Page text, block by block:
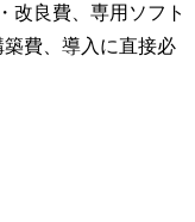
改良費、専用ソフト
費、導入に直接必